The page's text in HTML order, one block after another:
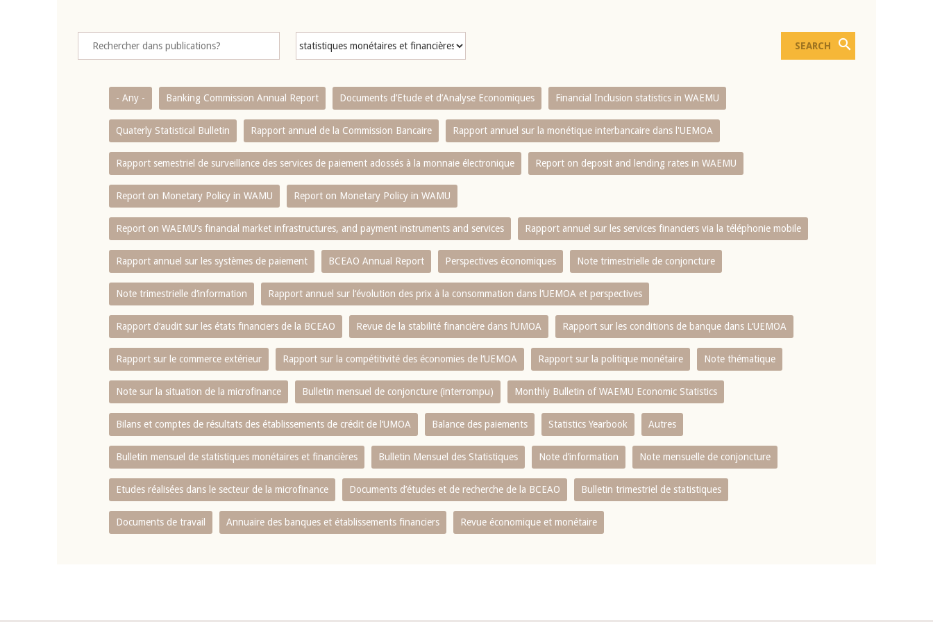
- Any - Banking Commission Annual Report Documents d’Etude et d’Analyse Economiques Financial Inclusion statistics in WAEMU
Quaterly Statistical Bulletin Rapport annuel de la Commission Bancaire Rapport annuel sur la monétique interbancaire dans l'UEMOA
Rapport semestriel de surveillance des services de paiement adossés à la monnaie électronique Report on deposit and lending rates in WAEMU
Report on Monetary Policy in WAMU Report on Monetary Policy in WAMU
Report on WAEMU’s financial market infrastructures, and payment instruments and services Rapport annuel sur les services financiers via la téléphonie mobile
Rapport annuel sur les systèmes de paiement BCEAO Annual Report Perspectives économiques Note trimestrielle de conjoncture
Note trimestrielle d‘information Rapport annuel sur l‘évolution des prix à la consommation dans l‘UEMOA et perspectives
Rapport d‘audit sur les états financiers de la BCEAO Revue de la stabilité financière dans l‘UMOA Rapport sur les conditions de banque dans L‘UEMOA
Rapport sur le commerce extérieur Rapport sur la compétitivité des économies de l‘UEMOA Rapport sur la politique monétaire Note thématique
Note sur la situation de la microfinance Bulletin mensuel de conjoncture (interrompu) Monthly Bulletin of WAEMU Economic Statistics
Bilans et comptes de résultats des établissements de crédit de l‘UMOA Balance des paiements Statistics Yearbook Autres
Bulletin mensuel de statistiques monétaires et financières Bulletin Mensuel des Statistiques Note d’information Note mensuelle de conjoncture
Etudes réalisées dans le secteur de la microfinance Documents d’études et de recherche de la BCEAO Bulletin trimestriel de statistiques
Documents de travail Annuaire des banques et établissements financiers Revue économique et monétaire